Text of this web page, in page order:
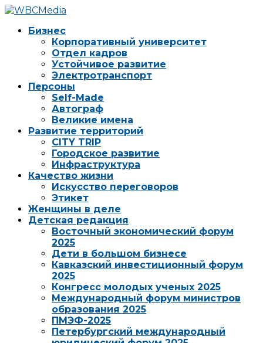
Бизнес
Корпоративный университет
Отдел кадров
Устойчивое развитие
Электротранспорт
Персоны
Self-Made
Автограф
Великие имена
Развитие территорий
CITY TRIP
Городское развитие
Инфраструктура
Качество жизни
Искусство переговоров
Этикет
Женщины в деле
Детская редакция
Восточный экономический форум
2025
Дети в большом бизнесе
Кавказский инвестиционный форум
2025
Конгресс молодых ученых 2025
Международный форум министров
образования 2025
ПМЭФ-2025
Петербургский международный